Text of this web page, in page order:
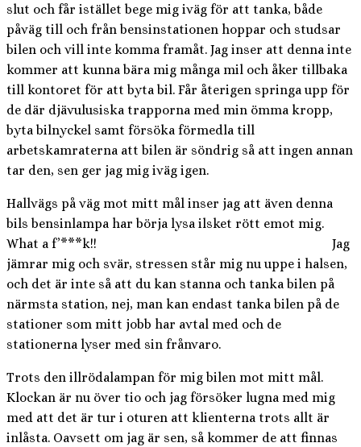
slut och får istället bege mig iväg för att tanka, både
påväg till och från bensinstationen hoppar och studsar
bilen och vill inte komma framåt. Jag inser att denna inte
kommer att kunna bära mig många mil och åker tillbaka
till kontoret för att byta bil. Får återigen springa upp för
de där djävulusiska trapporna med min ömma kropp,
byta bilnyckel samt försöka förmedla till
arbetskamraterna att bilen är söndrig så att ingen annan
tar den, sen ger jag mig iväg igen.
Hallvägs på väg mot mitt mål inser jag att även denna
bils bensinlampa har börja lysa ilsket rött emot mig.
What a f’***k!! Jag
jämrar mig och svär, stressen står mig nu uppe i halsen,
och det är inte så att du kan stanna och tanka bilen på
närmsta station, nej, man kan endast tanka bilen på de
stationer som mitt jobb har avtal med och de
stationerna lyser med sin frånvaro.
Trots den illrödalampan för mig bilen mot mitt mål.
Klockan är nu över tio och jag försöker lugna med mig
med att det är tur i oturen att klienterna trots allt är
inlåsta. Oavsett om jag är sen, så kommer de att finnas